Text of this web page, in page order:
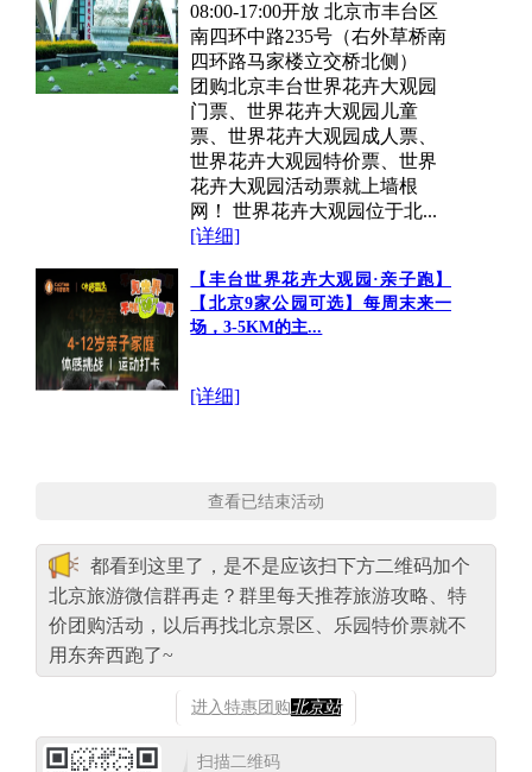
08:00-17:00开放 北京市丰台区
南四环中路235号（右外草桥南
四环路马家楼立交桥北侧）
团购北京丰台世界花卉大观园
门票、世界花卉大观园儿童
票、世界花卉大观园成人票、
世界花卉大观园特价票、世界
花卉大观园活动票就上墙根
网！ 世界花卉大观园位于北...
[详细]
【丰台世界花卉大观园·亲子跑】
【北京9家公园可选】每周末来一
场，3-5KM的主...
[详细]
查看已结束活动
都看到这里了，是不是应该扫下方二维码加个
北京旅游微信群再走？群里每天推荐旅游攻略、特
价团购活动，以后再找北京景区、乐园特价票就不
用东奔西跑了~
扫描二维码
进入特惠团购北京站